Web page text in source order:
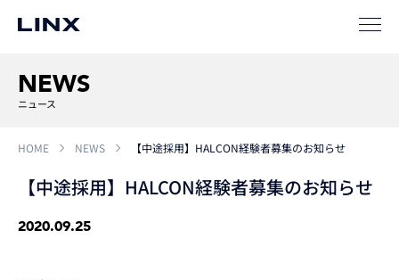
企業
NEWS
ニュース
HOME NEWS 【中途採用】HALCON経験者募集のお知らせ
【中途採用】HALCON経験者募集のお知らせ
2020.09.25